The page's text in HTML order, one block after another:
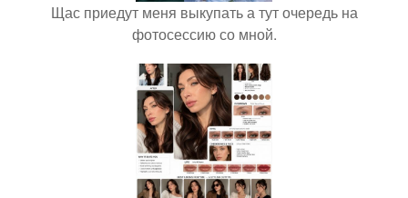
Щас приедут меня выкупать а тут очередь на
фотосессию со мной.